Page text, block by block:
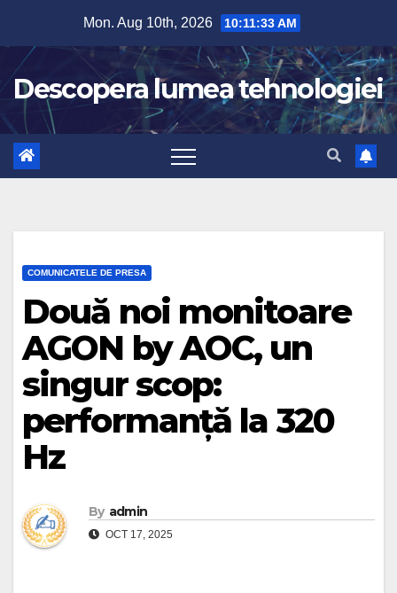
content
Mon. Aug 10th, 2026 10:11:34 AM
Descopera lumea tehnologiei
COMUNICATELE DE PRESA
Două noi monitoare
AGON by AOC, un
singur scop:
performanță la 320
Hz
By admin
OCT 17, 2025